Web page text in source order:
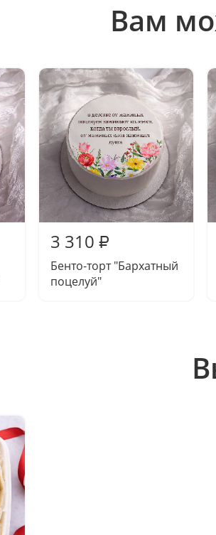
Вам
3 310 ₽
Бенто-торт "Бархатный
поцелуй"